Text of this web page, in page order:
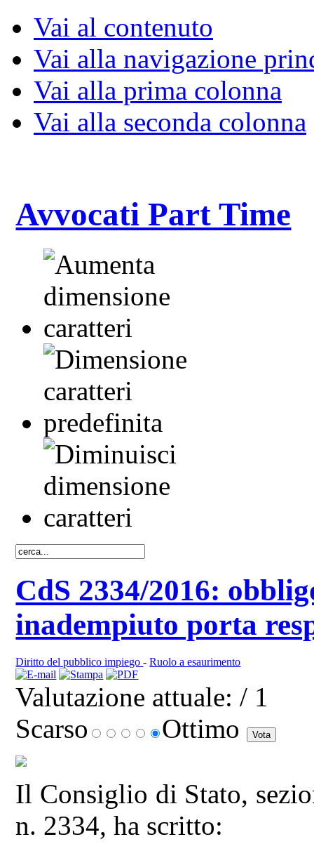
Vai al contenuto
Vai alla navigazione
Vai alla prima colonna
Vai alla seconda colonna
Avvocati Part Time
CdS 2334/2016:
inadempiuto porta
Diritto del pubblico impiego-Ruolo a esaurimento
Valutazione attuale: / 1
Scarso
Ottimo
Il Consiglio di Stato,
n. 2334, ha scritto: